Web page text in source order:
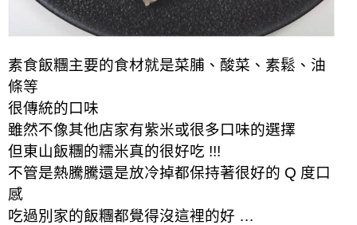
素食飯糰主要的食材就是菜脯、酸菜、素鬆、油
條等
很傳統的口味
雖然不像其他店家有紫米或很多口味的選擇
但東山飯糰的糯米真的很好吃 !!!
不管是熱騰騰還是放冷掉都保持著很好的 Q 度口
感
吃過別家的飯糰都覺得沒這裡的好 …